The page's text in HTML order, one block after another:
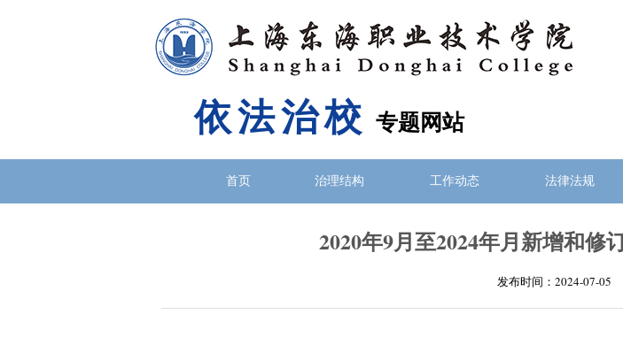
依法治校 专题网站
首页 治理结构 工作动态 法律法规
2020年9月至2024年月新增和修
发布时间：2024-07-